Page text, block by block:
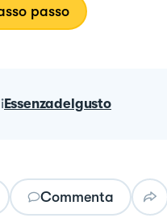
passo
Essenzadelgusto
Commenta